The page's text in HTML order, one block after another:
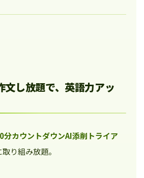
文し放題で、英語力アッ
分カウントダウンAI添削トライア
り組み放題。